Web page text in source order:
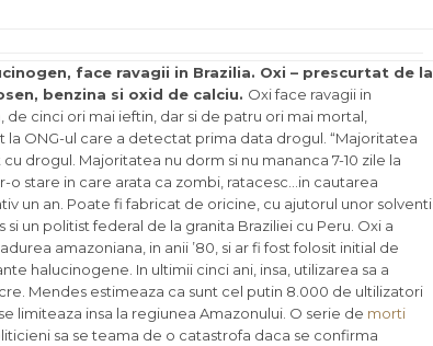
face ravagii in Brazilia. Oxi – prescurtat de la
benzina si oxid de calciu. Oxi face ravagii in
cinci ori mai ieftin, dar si de patru ori mai mortal,
la ONG-ul care a detectat prima data drogul. “Majoritatea
drogul. Majoritatea nu dorm si nu mananca 7-10 zile la
stare in care arata ca zombi, ratacesc…in cautarea
un an. Poate fi fabricat de oricine, cu ajutorul unor solventi
si un politist federal de la granita Braziliei cu Peru. Oxi a
amazoniana, in anii ’80, si ar fi fost folosit initial de
halucinogene. In ultimii cinci ani, insa, utilizarea sa a
Mendes estimeaza ca sunt cel putin 8.000 de ultilizatori
limiteaza insa la regiunea Amazonului. O serie de morti
sa se teama de o catastrofa daca se confirma